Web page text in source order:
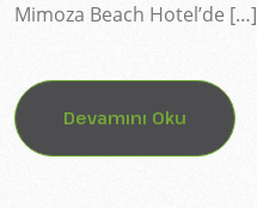
Mimoza Beach Hotel’de […]
Devamını Oku